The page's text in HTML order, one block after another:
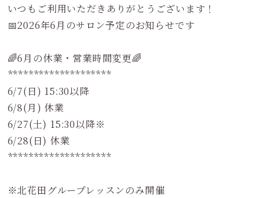
いつもご利用いただきありがとうございます！
📅2026年6月のサロン予定のお知らせです
🌈6月の休業・営業時間変更🌈
********************
6/7(日) 15:30以降
6/8(月) 休業
6/27(土) 15:30以降※
6/28(日) 休業
********************
※北花田グループレッスンのみ開催